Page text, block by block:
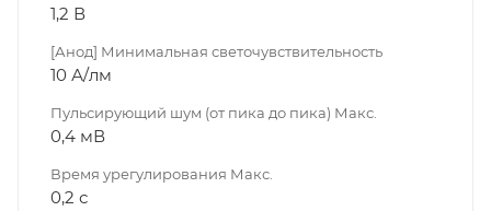
1,2 В
[Анод] Минимальная светочувствительность
10 А/лм
Пульсирующий шум (от пика до пика) Макс.
0,4 мВ
Время урегулирования Макс.
0,2 с